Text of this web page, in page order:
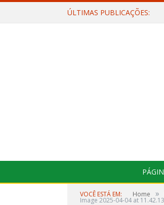
ÚLTIMAS PUBLICAÇÕES:
VOCÊ ESTÁ EM: Home »
Image 2025-04-04 at 11.42.13